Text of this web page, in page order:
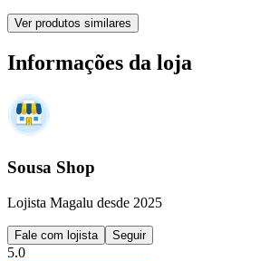
Ver produtos similares
Informações da loja
Sousa Shop
Lojista Magalu desde 2025
Fale com lojista Seguir
5.0